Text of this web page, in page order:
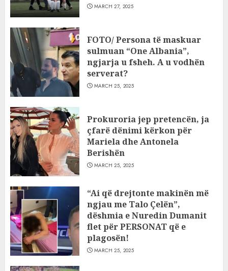
MARCH 27, 2025
FOTO/ Persona të maskuar
sulmuan “One Albania”,
ngjarja u fsheh. A u vodhën
serverat?
MARCH 25, 2025
Prokuroria jep pretencën, ja
çfarë dënimi kërkon për
Mariela dhe Antonela
Berishën
MARCH 25, 2025
“Ai që drejtonte makinën më
ngjau me Talo Çelën”,
dëshmia e Nuredin Dumanit
flet për PERSONAT që e
plagosën!
MARCH 25, 2025